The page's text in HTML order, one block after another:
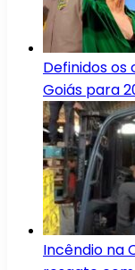
Definidos
Goiás para
Incêndio na